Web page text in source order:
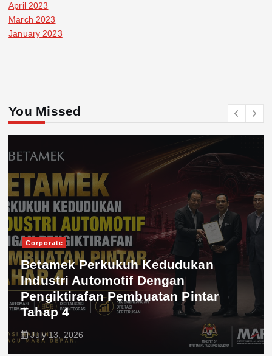
April 2023
March 2023
January 2023
You Missed
Corporate
Betamek Perkukuh Kedudukan
Industri Automotif Dengan
Pengiktirafan Pembuatan Pintar
Tahap 4
July 13, 2026